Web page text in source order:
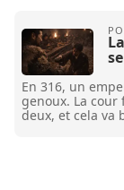
En 316, un
genoux. La cour
deux, et cela va